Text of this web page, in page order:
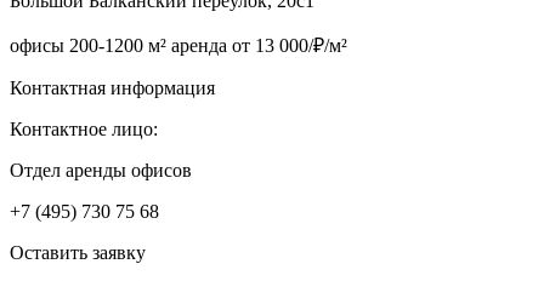
офисы 200-1200 м² аренда от 13 000/₽/м²
Контактная информация
Контактное лицо:
Отдел аренды офисов
+7 (495) 730 75 68
Оставить заявку